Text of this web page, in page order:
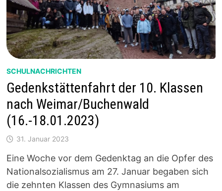
SCHULNACHRICHTEN
Gedenkstättenfahrt der 10. Klassen
nach Weimar/Buchenwald
(16.-18.01.2023)
31. Januar 2023
Eine Woche vor dem Gedenktag an die Opfer des
Nationalsozialismus am 27. Januar begaben sich
die zehnten Klassen des Gymnasiums am